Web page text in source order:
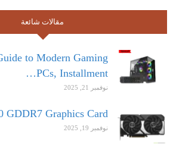
مقالات شائعة
to Modern Gaming
PCs, Installment…
نوفمبر 21, 2025
GDDR7 Graphics Card
نوفمبر 19, 2025